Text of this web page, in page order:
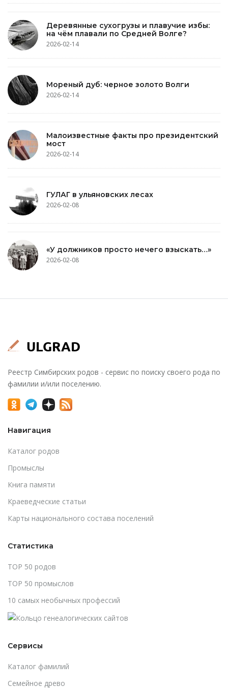
Деревянные сухогрузы и плавучие избы:
на чём плавали по Средней Волге?
2026-02-14
Мореный дуб: черное золото Волги
2026-02-14
Малоизвестные факты про президентский
мост
2026-02-14
ГУЛАГ в ульяновских лесах
2026-02-08
«У должников просто нечего взыскать…»
2026-02-08
Реестр Симбирских родов - сервис по поиску своего рода по
фамилии и/или поселению.
Навигация
Каталог родов
Промыслы
Книга памяти
Краеведческие статьи
Карты национального состава поселений
Статистика
TOP 50 родов
TOP 50 промыслов
10 самых необычных профессий
Сервисы
Каталог фамилий
Cемейное древо